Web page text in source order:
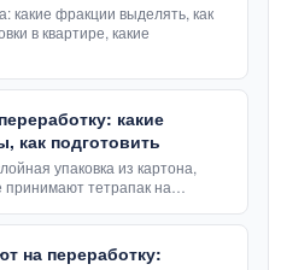
какие фракции выделять, как
в квартире, какие
какие
как подготовить
упаковка из картона,
тетрапак на…
на переработку: